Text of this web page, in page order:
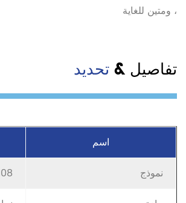
، ومتين للغاية
تفاصيل &تحديد
اسم
نموذج